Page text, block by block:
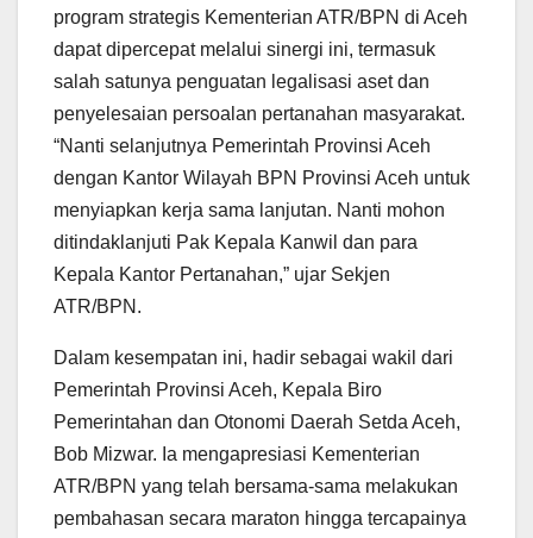
program strategis Kementerian ATR/BPN di Aceh
dapat dipercepat melalui sinergi ini, termasuk
salah satunya penguatan legalisasi aset dan
penyelesaian persoalan pertanahan masyarakat.
“Nanti selanjutnya Pemerintah Provinsi Aceh
dengan Kantor Wilayah BPN Provinsi Aceh untuk
menyiapkan kerja sama lanjutan. Nanti mohon
ditindaklanjuti Pak Kepala Kanwil dan para
Kepala Kantor Pertanahan,” ujar Sekjen
ATR/BPN.
Dalam kesempatan ini, hadir sebagai wakil dari
Pemerintah Provinsi Aceh, Kepala Biro
Pemerintahan dan Otonomi Daerah Setda Aceh,
Bob Mizwar. Ia mengapresiasi Kementerian
ATR/BPN yang telah bersama-sama melakukan
pembahasan secara maraton hingga tercapainya